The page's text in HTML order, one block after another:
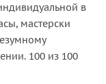
в
мастерски
100 из 100